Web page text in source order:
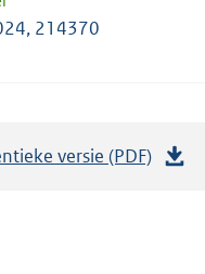
214370
versie (PDF)